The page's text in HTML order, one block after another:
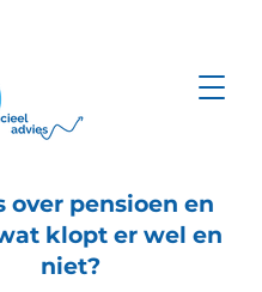
over pensioen en
klopt er wel en
niet?